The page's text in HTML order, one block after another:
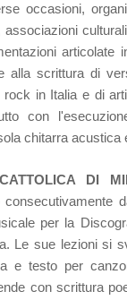
occasioni,
associazioni
articolate
alla scrittura di
in Italia e di
con
chitarra acustica
DI
consecutivamente
per la
Le sue lezioni si
e testo per
con scrittura